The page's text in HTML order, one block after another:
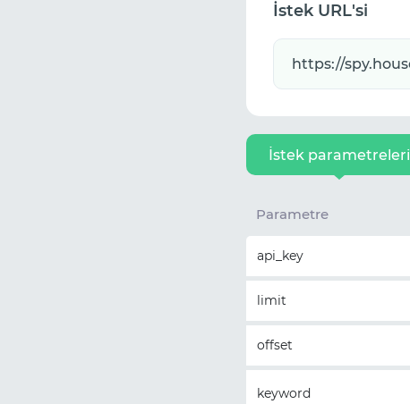
İstek URL'si
İstek parametreleri
Parametre
api_key
limit
offset
keyword